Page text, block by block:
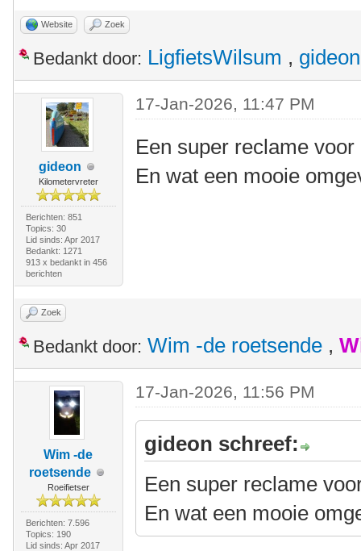
Website Zoek
Bedankt door: LigfietsWilsum , gideon
gideon
Kilometervreter
Berichten: 851
Topics: 30
Lid sinds: Apr 2017
Bedankt: 1271
913 x bedankt in 456
berichten
17-Jan-2026, 11:47 PM
Een super reclame
En wat een mooie
Zoek
Bedankt door: Wim -de roetsende ,
Wim -de
roetsende
Roeifietser
Berichten: 7.596
Topics: 190
Lid sinds: Apr 2017
17-Jan-2026, 11:56 PM
gideon schreef:
Een super reclame
En wat een mooie